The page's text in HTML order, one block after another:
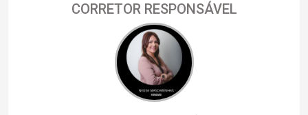
CORRETOR RESPONSÁVEL